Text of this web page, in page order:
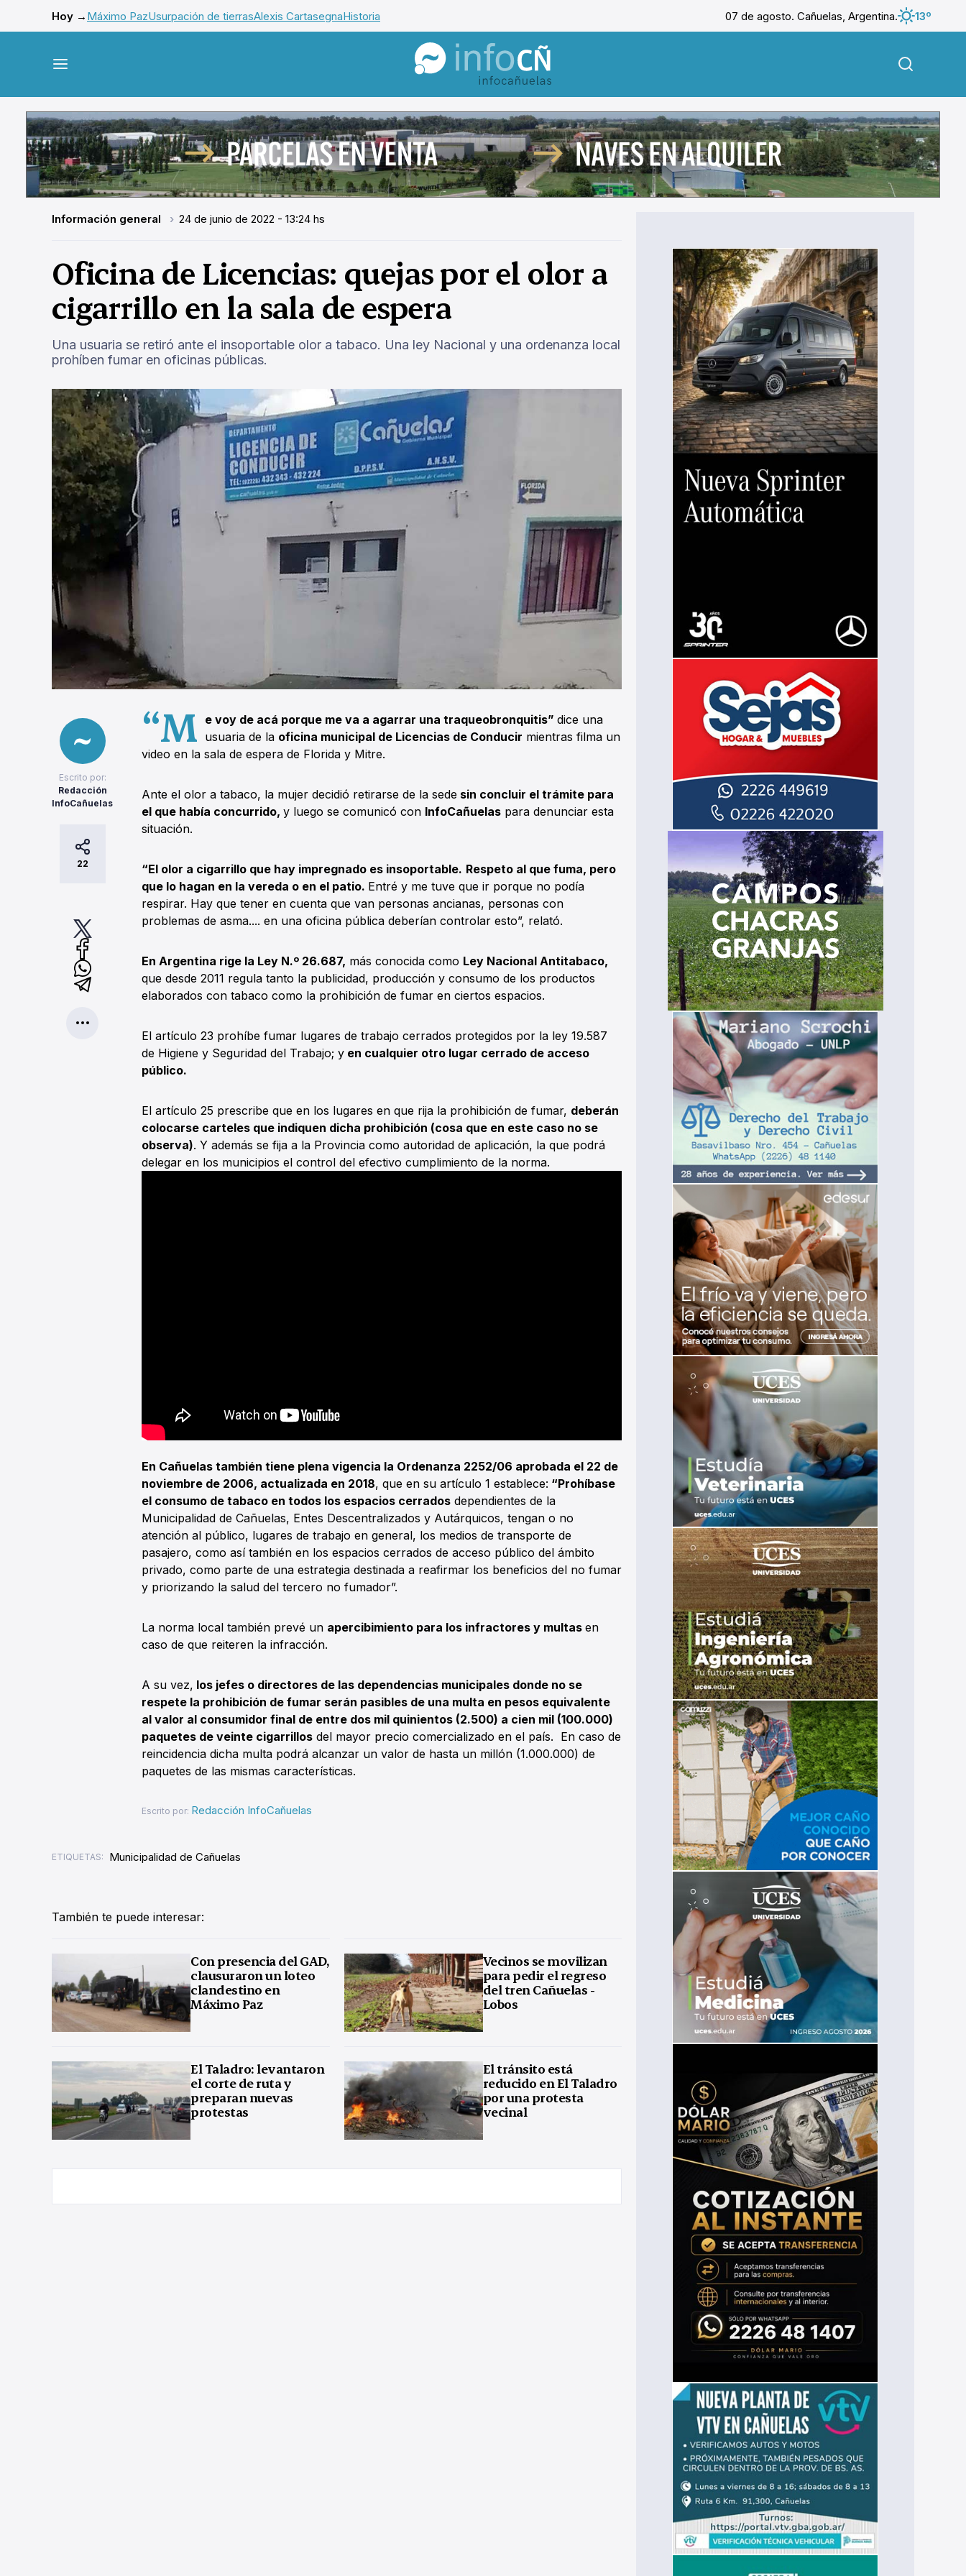
Hoy → Máximo PazUsurpación de tierrasAlexis CartasegnaHistoria 07 de agosto. Cañuelas, Argentina.
13º
InfoCañuelas
Información general 24 de junio de 2022 - 13:24 hs
Oficina de Licencias: quejas por el olor a
cigarrillo en la sala de espera
Una usuaria se retiró ante el insoportable olor a tabaco. Una ley Nacional y una ordenanza local
prohíben fumar en oficinas públicas.
Escrito por:
Redacción
InfoCañuelas
22
“M e voy de acá porque me va a agarrar una traqueobronquitis”dice una
usuaria de la oficina municipal de Licencias de Conducir mientras filma un
video en la sala de espera de Florida y Mitre.
Ante el olor a tabaco, la mujer decidió retirarse de la sede sin concluir el trámite para
el que había concurrido, y luego se comunicó con InfoCañuelas para denunciar esta
situación.
“El olor a cigarrillo que hay impregnado es insoportable. Respeto al que fuma, pero
que lo hagan en la vereda o en el patio. Entré y me tuve que ir porque no podía
respirar. Hay que tener en cuenta que van personas ancianas, personas con
problemas de asma.... en una oficina pública deberían controlar esto”, relató.
En Argentina rige la Ley N.º 26.687, más conocida como Ley Nacional Antitabaco,
que desde 2011 regula tanto la publicidad, producción y consumo de los productos
elaborados con tabaco como la prohibición de fumar en ciertos espacios.
El artículo 23 prohíbe fumar lugares de trabajo cerrados protegidos por la ley 19.587
de Higiene y Seguridad del Trabajo; y en cualquier otro lugar cerrado de acceso
público.
El artículo 25 prescribe que en los lugares en que rija la prohibición de fumar, deberán
colocarse carteles que indiquen dicha prohibición (cosa que en este caso no se
observa). Y además se fija a la Provincia como autoridad de aplicación, la que podrá
delegar en los municipios el control del efectivo cumplimiento de la norma.
En Cañuelas también tiene plena vigencia la Ordenanza 2252/06 aprobada el 22 de
noviembre de 2006, actualizada en 2018, que en su artículo 1 establece: “Prohíbase
el consumo de tabaco en todos los espacios cerrados dependientes de la
Municipalidad de Cañuelas, Entes Descentralizados y Autárquicos, tengan o no
atención al público, lugares de trabajo en general, los medios de transporte de
pasajero, como así también en los espacios cerrados de acceso público del ámbito
privado, como parte de una estrategia destinada a reafirmar los beneficios del no fumar
y priorizando la salud del tercero no fumador”.
La norma local también prevé un apercibimiento para los infractores y multas en
caso de que reiteren la infracción.
A su vez, los jefes o directores de las dependencias municipales donde no se
respete la prohibición de fumar serán pasibles de una multa en pesos equivalente
al valor al consumidor final de entre dos mil quinientos (2.500) a cien mil (100.000)
paquetes de veinte cigarrillos del mayor precio comercializado en el país. En caso de
reincidencia dicha multa podrá alcanzar un valor de hasta un millón (1.000.000) de
paquetes de las mismas características.
Escrito por: Redacción InfoCañuelas
ETIQUETAS: Municipalidad de Cañuelas
También te puede interesar:
Con presencia del GAD,
clausuraron un loteo
clandestino en
Máximo Paz
Vecinos se movilizan
para pedir el regreso
del tren Cañuelas -
Lobos
El Taladro: levantaron
el corte de ruta y
preparan nuevas
protestas
El tránsito está
reducido en El Taladro
por una protesta
vecinal